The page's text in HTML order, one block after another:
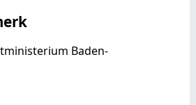
Baden-